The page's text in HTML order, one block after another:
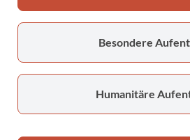
Besondere
Humanitäre